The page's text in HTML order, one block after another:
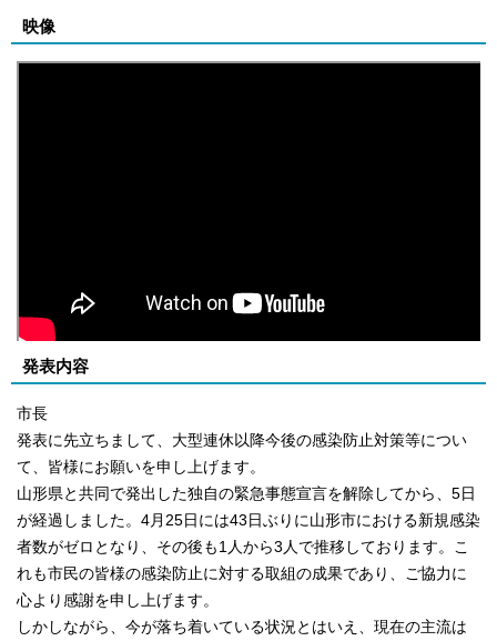
映像
発表内容
市長
発表に先立ちまして、大型連休以降今後の感染防止対策等につい
て、皆様にお願いを申し上げます。
山形県と共同で発出した独自の緊急事態宣言を解除してから、5日
が経過しました。4月25日には43日ぶりに山形市における新規感染
者数がゼロとなり、その後も1人から3人で推移しております。こ
れも市民の皆様の感染防止に対する取組の成果であり、ご協力に
心より感謝を申し上げます。
しかしながら、今が落ち着いている状況とはいえ、現在の主流は